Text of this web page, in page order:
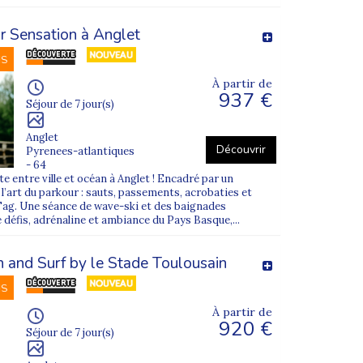
? Le Sud de la France propose aux
votre enfant est ado, des séjours
le plein de sensations
Supernova Juniors
. Vous souhaitez
et toutes les réponses aux questions que
Sensation à Anglet
Séjour de 7 jour(s)
Anglet
Pyrenees-atlantiques
- 64
À partir de
937 €
Découvrir
entre ville et océan à Anglet ! Encadré par un
du parkour : sauts, passements, acrobaties et
Une séance de wave-ski et des baignades
adrénaline et ambiance du Pays Basque,...
and Surf by le Stade Toulousain
Séjour de 7 jour(s)
À partir de
920 €